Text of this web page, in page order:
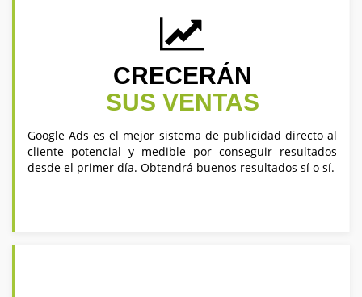
CRECERÁN
SUS VENTAS
Google Ads es el mejor sistema de publicidad directo al
cliente potencial y medible por conseguir resultados
desde el primer día. Obtendrá buenos resultados sí o sí.